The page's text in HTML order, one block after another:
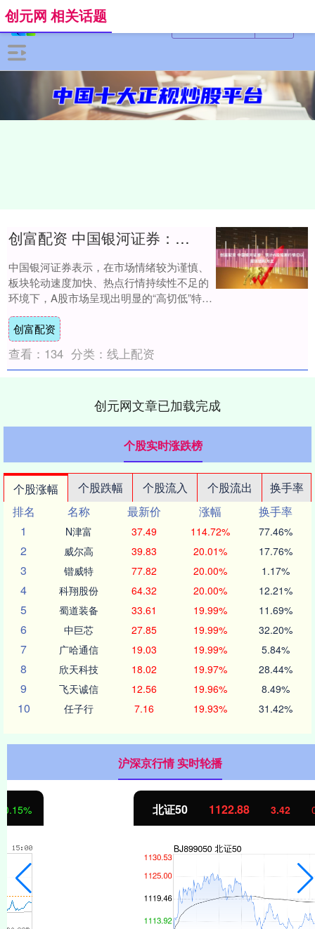
创元网 相关话题
创富配资 中国银河证券：预计A股短期行情仍以震荡结构为主
中国银河证券表示，在市场情绪较为谨慎、
板块轮动速度加快、热点行情持续性不足的
环境下，A股市场呈现出明显的“高切低”特
征。预计短期行情仍以震荡结构为主。同时
创富配....
创富配资
查看： 134 分类： 线上配资
创元网文章已加载完成
个股实时涨跌榜
个股涨幅 个股跌幅 个股流入 个股流出
换手率
排名
名称 最新价 涨幅
换手率
1
N津富 37.49 114.72% 77.46%
2 威尔高 39.83 20.01% 17.76%
3 锴威特 77.82 20.00% 1.17%
4 科翔股份 64.32 20.00% 12.21%
5 蜀道装备 33.61 19.99% 11.69%
6 中巨芯 27.85 19.99% 32.20%
7 广哈通信 19.03 19.99% 5.84%
8 欣天科技 18.02 19.97% 28.44%
9 飞天诚信 12.56 19.96% 8.49%
10 任子行 7.16 19.93% 31.42%
沪深京行情 实时轮播
1122.88 0.30%